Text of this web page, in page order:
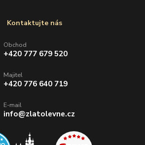
Kontaktujte nás
Obchod
+420 777 679 520
Majitel
+420 776 640 719
E-mail
info@zlatolevne.cz